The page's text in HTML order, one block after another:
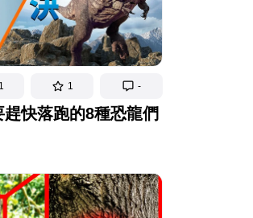
1 1 -
快落跑的8種恐龍們